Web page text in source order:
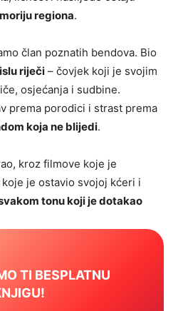
regiona.
član poznatih bendova. Bio
riječi – čovjek koji je svojim
osjećanja i sudbine.
prema porodici i strast prema
koja ne blijedi.
kroz filmove koje je
je ostavio svojoj kćeri i
tonu koji je dotakao
TI BESPLATNU